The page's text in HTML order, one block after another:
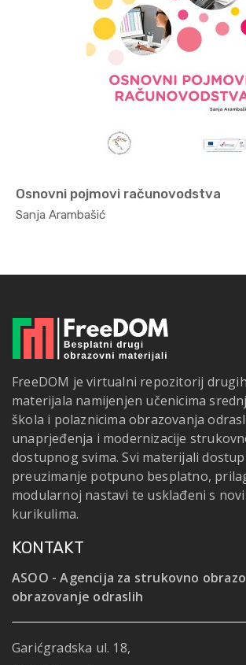
Osnovni pojmovi računovodstva
Sanja Arambašić
FreeDOM je virtualni repozitorij
materijala namijenjen učenicima
škola i polaznicima obrazovanja
unaprjeđenja i modernizacije
dostupnog svima. Svi materijali
preuzimanje potpuno besplatno,
modularnoj nastavi te usklađeni s
kurikulima.
KONTAKT
ASOO - Agencija za strukovno
obrazovanje odraslih
Garićgradska ul. 18,